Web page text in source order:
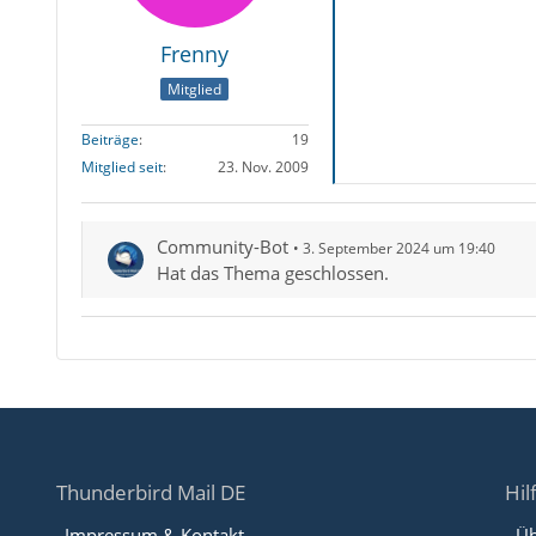
Frenny
Mitglied
Beiträge
19
Mitglied seit
23. Nov. 2009
Community-Bot 3. September 2024 um 19:40
Hat das Thema geschlossen.
Thunderbird Mail DE